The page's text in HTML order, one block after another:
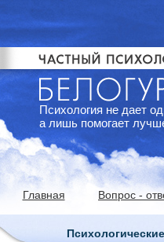
Психология не дает
а лишь помогает
Главная Вопрос -